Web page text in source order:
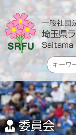
一般社団
埼玉県
Saitama
委員会